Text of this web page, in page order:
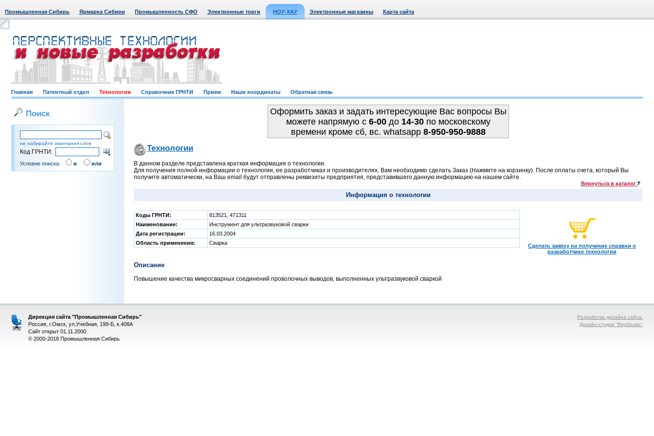
Промышленная Сибирь Ярмарка Сибири Промышленность СФО Электронные торги НОУ-ХАУ Электронные магазины Карта сайта
Главная Патентный отдел Технологии Справочник ГРНТИ Прием Наши координаты Обратная связь
Поиск
не набирайте окончания слов
Код ГРНТИ:
Условие поиска: и или
Оформить заказ и задать интересующие Вас вопросы Вы
можете напрямую c 6-00 до 14-30 по московскому
времени кроме сб, вс. whatsapp 8-950-950-9888
Технологии
В данном разделе представлена краткая информация о технологии.
Для получения полной информации о технологии, ее разработчиках и производителях, Вам необходимо сделать Заказ (Нажмите на корзинку). После оплаты счета, который Вы
получите автоматически, на Ваш email будут отправлены реквизиты предприятия, представившего данную информацию на нашем сайте.
Вернуться в каталог
Информация о технологии
Коды ГРНТИ:
813521, 471311
Наименование:
Инструмент для ультразвуковой сварки
Дата регистрации:
16.03.2004
Область применения:
Сварка
Сделать заявку на получение справки о
разработчике технологии
Описание
Повышение качества микросварных соединений проволочных выводов, выполненных ультразвуковой сваркой
Дирекция сайта "Промышленная Сибирь"
Россия, г.Омск, ул.Учебная, 199-Б, к.408А
Сайт открыт 01.11.2000
© 2000-2018 Промышленная Сибирь
Разработка дизайна сайта:
Дизайн-студия "RayStudio"